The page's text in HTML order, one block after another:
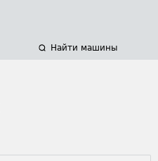
Найти машины